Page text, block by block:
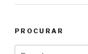
PROCURAR